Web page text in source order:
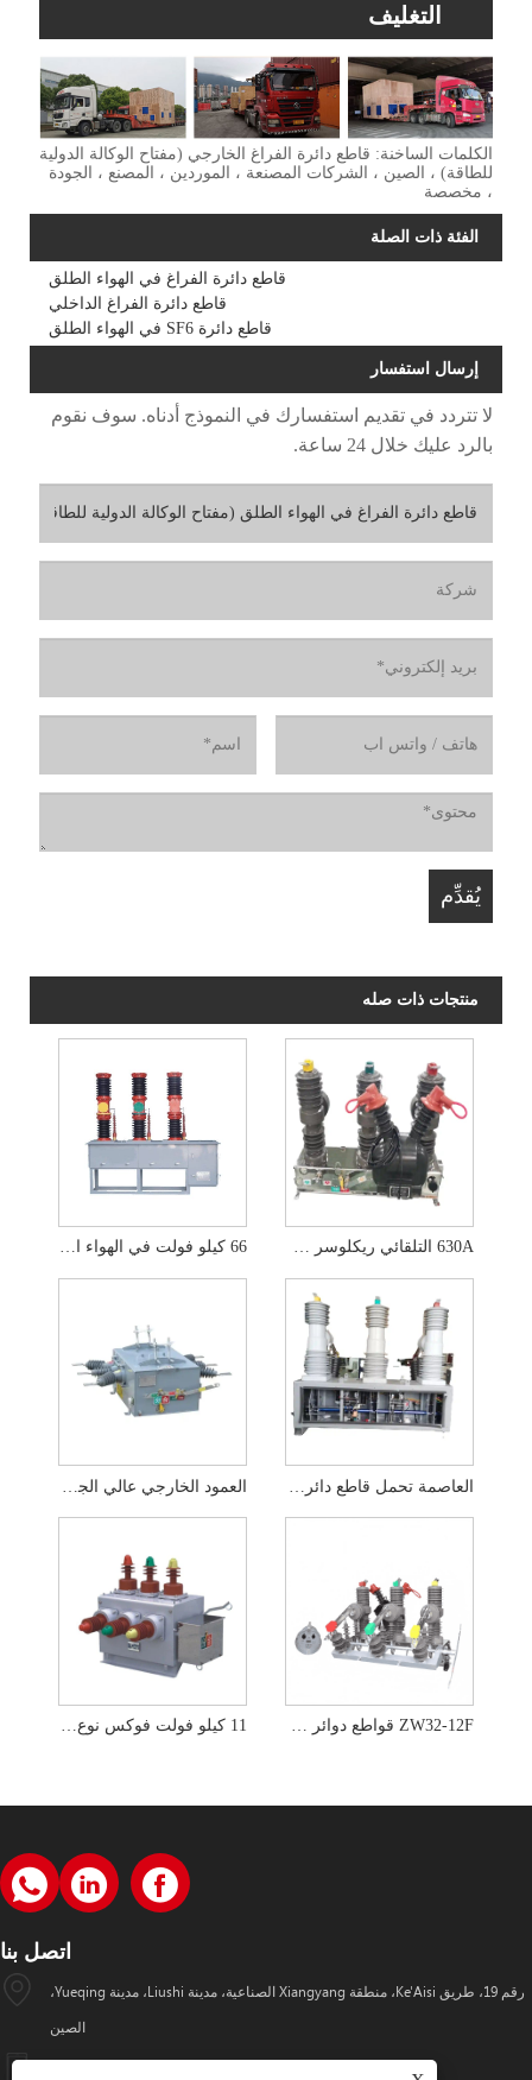
التغليف
الكلمات الساخنة: قاطع دائرة الفراغ الخارجي (مفتاح الوكالة الدولية
للطاقة) ، الصين ، الشركات المصنعة ، الموردين ، المصنع ، الجودة
، مخصصة
الفئة ذات الصلة
قاطع دائرة الفراغ في الهواء الطلق
قاطع دائرة الفراغ الداخلي
قاطع دائرة SF6 في الهواء الطلق
إرسال استفسار
لا تتردد في تقديم استفسارك في النموذج أدناه. سوف نقوم
بالرد عليك خلال 24 ساعة.
منتجات ذات صله
66 كيلو فولت في الهواء الطلق قاطع دائرة الفراغ مع فصل 630A التلقائي ريكلوسر في الهواء الطلق قواطع دوائر فراغ الجهد العالي
11 كيلو فولت فوكس نوع قاطع دائرة الفراغ الجهد العالي ZW32-12F قواطع دوائر فراغية من النوع اليدوي مع وحدات تحكم ذكية
اتصل بنا
رقم 19، طريق Ke'Aisi، منطقة Xiangyang الصناعية، مدينة Liushi، مدينة Yueqing،
الصين